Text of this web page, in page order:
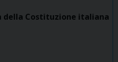
della Costituzione italiana